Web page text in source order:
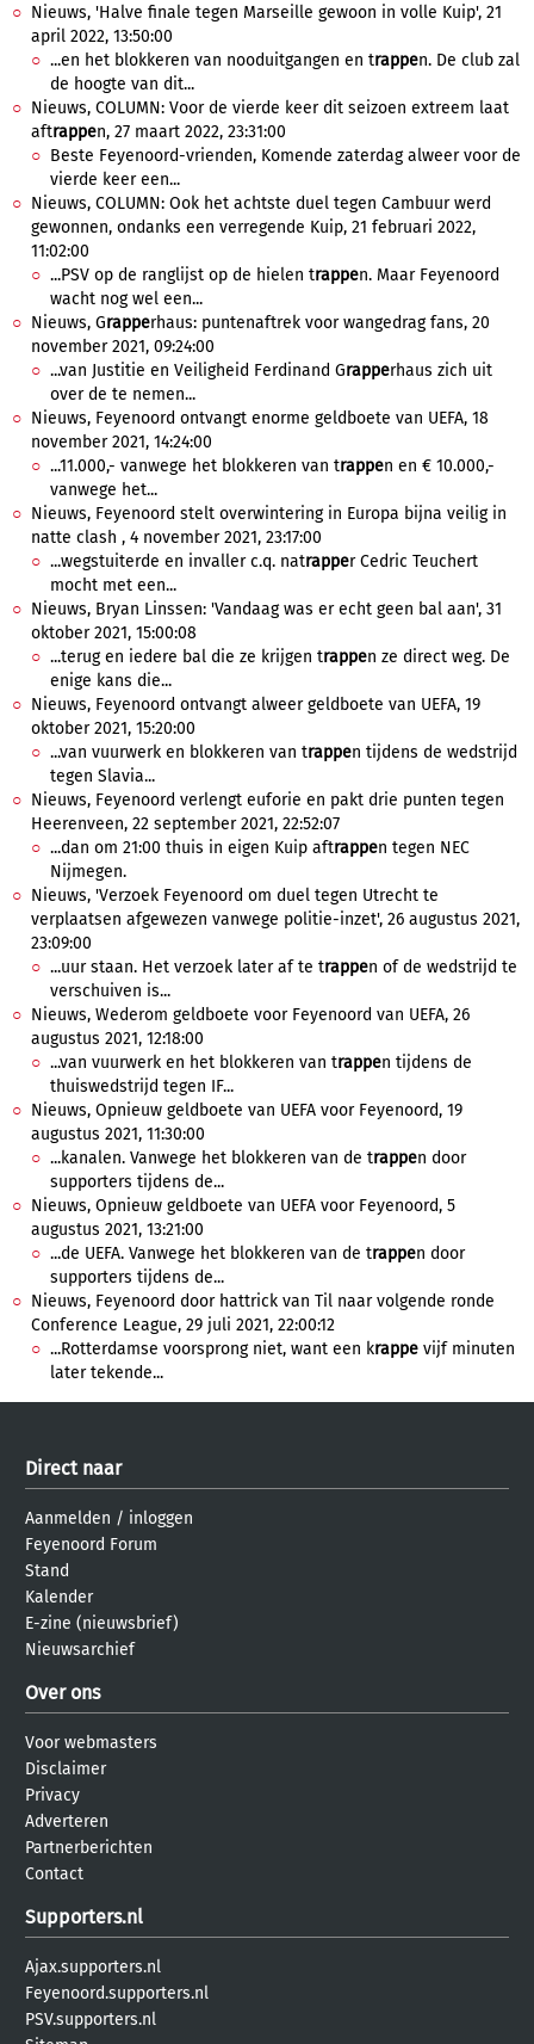
Nieuws, 'Halve finale tegen Marseille gewoon in volle Kuip', 21
april 2022, 13:50:00
...en het blokkeren van nooduitgangen en trappen. De club zal
de hoogte van dit...
Nieuws, COLUMN: Voor de vierde keer dit seizoen extreem laat
aftrappen, 27 maart 2022, 23:31:00
Beste Feyenoord-vrienden, Komende zaterdag alweer voor de
vierde keer een...
Nieuws, COLUMN: Ook het achtste duel tegen Cambuur werd
gewonnen, ondanks een verregende Kuip, 21 februari 2022,
11:02:00
...PSV op de ranglijst op de hielen trappen. Maar Feyenoord
wacht nog wel een...
Nieuws, Grapperhaus: puntenaftrek voor wangedrag fans, 20
november 2021, 09:24:00
...van Justitie en Veiligheid Ferdinand Grapperhaus zich uit
over de te nemen...
Nieuws, Feyenoord ontvangt enorme geldboete van UEFA, 18
november 2021, 14:24:00
...11.000,- vanwege het blokkeren van trappen en € 10.000,-
vanwege het...
Nieuws, Feyenoord stelt overwintering in Europa bijna veilig in
natte clash , 4 november 2021, 23:17:00
...wegstuiterde en invaller c.q. natrapper Cedric Teuchert
mocht met een...
Nieuws, Bryan Linssen: 'Vandaag was er echt geen bal aan', 31
oktober 2021, 15:00:08
...terug en iedere bal die ze krijgen trappen ze direct weg. De
enige kans die...
Nieuws, Feyenoord ontvangt alweer geldboete van UEFA, 19
oktober 2021, 15:20:00
...van vuurwerk en blokkeren van trappen tijdens de wedstrijd
tegen Slavia...
Nieuws, Feyenoord verlengt euforie en pakt drie punten tegen
Heerenveen, 22 september 2021, 22:52:07
...dan om 21:00 thuis in eigen Kuip aftrappen tegen NEC
Nijmegen.
Nieuws, 'Verzoek Feyenoord om duel tegen Utrecht te
verplaatsen afgewezen vanwege politie-inzet', 26 augustus 2021,
23:09:00
...uur staan. Het verzoek later af te trappen of de wedstrijd te
verschuiven is...
Nieuws, Wederom geldboete voor Feyenoord van UEFA, 26
augustus 2021, 12:18:00
...van vuurwerk en het blokkeren van trappen tijdens de
thuiswedstrijd tegen IF...
Nieuws, Opnieuw geldboete van UEFA voor Feyenoord, 19
augustus 2021, 11:30:00
...kanalen. Vanwege het blokkeren van de trappen door
supporters tijdens de...
Nieuws, Opnieuw geldboete van UEFA voor Feyenoord, 5
augustus 2021, 13:21:00
...de UEFA. Vanwege het blokkeren van de trappen door
supporters tijdens de...
Nieuws, Feyenoord door hattrick van Til naar volgende ronde
Conference League, 29 juli 2021, 22:00:12
...Rotterdamse voorsprong niet, want een krappe vijf minuten
later tekende...
Direct naar
Aanmelden / inloggen
Feyenoord Forum
Stand
Kalender
E-zine (nieuwsbrief)
Nieuwsarchief
Over ons
Voor webmasters
Disclaimer
Privacy
Adverteren
Partnerberichten
Contact
Supporters.nl
Ajax.supporters.nl
Feyenoord.supporters.nl
PSV.supporters.nl